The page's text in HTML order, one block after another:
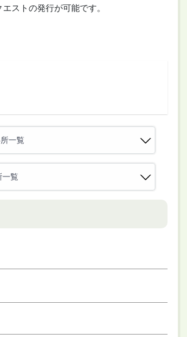
ストの発行が可能です。
一覧
覧